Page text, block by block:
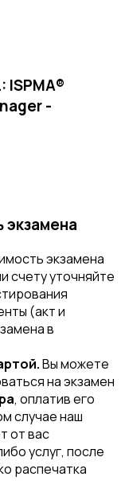
ISPMA®
-
экзамена
экзамена
счету уточняйте
(акт и
в
Вы можете
на экзамен
, оплатив его
случае наш
от вас
услуг, после
распечатка